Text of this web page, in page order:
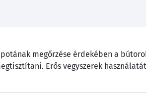
megőrzése érdekében a
Erős vegyszerek